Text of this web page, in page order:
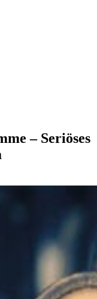
– Seriöses